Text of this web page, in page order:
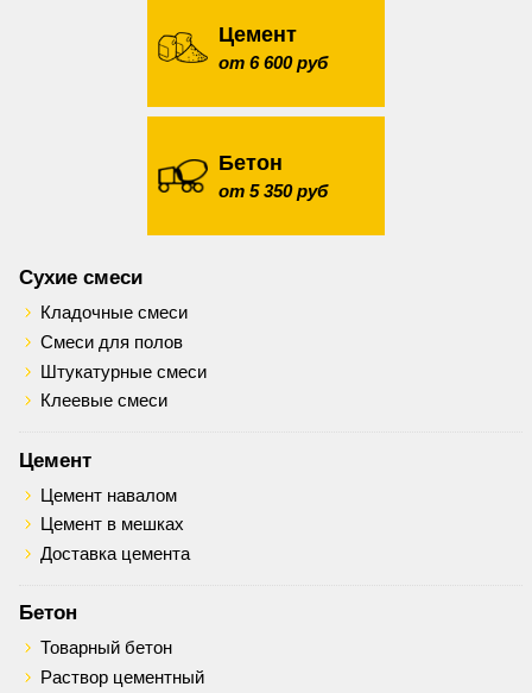
Цемент
от 6 600 руб
Бетон
от 5 350 руб
Сухие смеси
Кладочные смеси
Смеси для полов
Штукатурные смеси
Клеевые смеси
Цемент
Цемент навалом
Цемент в мешках
Доставка цемента
Бетон
Товарный бетон
Раствор цементный